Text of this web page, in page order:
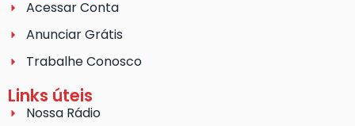
Acessar Conta
Anunciar Grátis
Trabalhe Conosco
Links úteis
Nossa Rádio